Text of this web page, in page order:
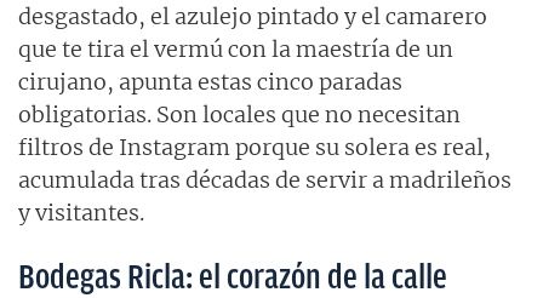
desgastado, el azulejo pintado y el camarero
que te tira el vermú con la maestría de un
cirujano, apunta estas cinco paradas
obligatorias. Son locales que no necesitan
filtros de Instagram porque su solera es real,
acumulada tras décadas de servir a madrileños
y visitantes.
Bodegas Ricla: el corazón de la calle